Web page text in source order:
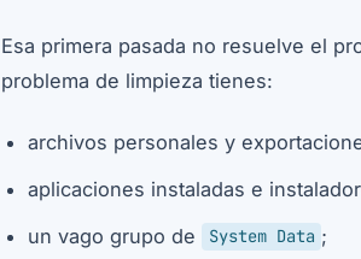
Esa primera pasada no resuelve el
problema de limpieza tienes:
archivos personales y
aplicaciones instaladas e
un vago grupo de
System Data ;